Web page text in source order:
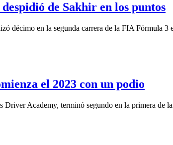
de Sakhir en los puntos
décimo en la segunda carrera de la FIA Fórmula 3
el 2023 con un podio
Driver Academy, terminó segundo en la primera de